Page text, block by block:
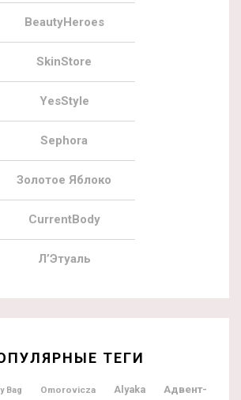
BeautyHeroes
SkinStore
YesStyle
Sephora
Золотое Яблоко
CurrentBody
Л’Этуаль
ТЕГИ
Bag Omorovicza Alyaka
Адвент-